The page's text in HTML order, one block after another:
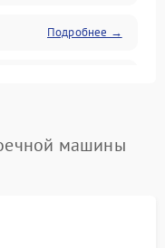
Подробнее →
Подробнее →
машины